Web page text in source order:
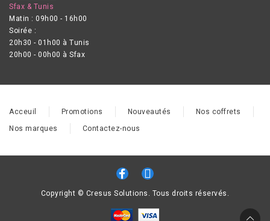
Sfax & Tunis
Matin : 09h00 - 16h00
Soirée :
20h30 - 01h00 à Tunis
20h00 - 00h00 à Sfax
Acceuil Promotions Nouveautés
Nos coffrets
Nos marques
Contactez-nous
Copyright © Cresus Solutions. Tous droits réservés.